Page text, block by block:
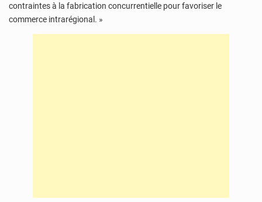
contraintes à la fabrication concurrentielle pour favoriser le
commerce intrarégional. »